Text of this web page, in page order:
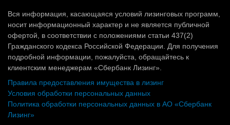
Вся информация, касающаяся условий лизинговых программ,
носит информационный характер и не является публичной
офертой, в соответствии с положениями статьи 437(2)
Гражданского кодекса Российской Федерации. Для получения
подробной информации, пожалуйста, обращайтесь к
клиентским менеджерам «Сбербанк Лизинг».
Правила предоставления имущества в лизинг
Условия обработки персональных данных
Политика обработки персональных данных в АО «Сбербанк
Лизинг»